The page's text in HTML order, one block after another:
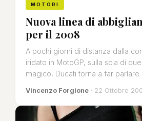
MOTORI
Nuova linea di
per il 2008
A pochi giorni di distanza dalla
iridato in MotoGP, sulla scia di
magico, Ducati torna a far parlare
Vincenzo Forgione · 22 Ottobre